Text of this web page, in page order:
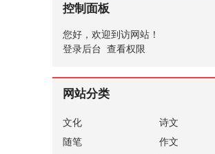
控制面板
您好，欢迎到访网站！
登录后台 查看权限
网站分类
文化
诗文
随笔
作文